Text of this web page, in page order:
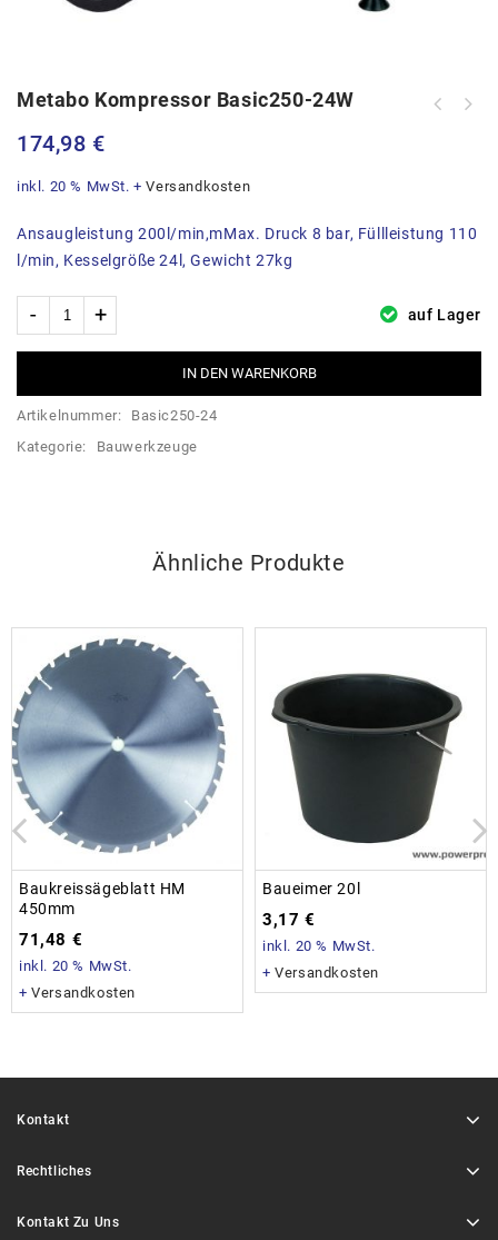
Metabo Kompressor Basic250-24W
174,98 €
inkl. 20 % MwSt. +Versandkosten
Ansaugleistung 200l/min,mMax. Druck 8 bar, Füllleistung 110
l/min, Kesselgröße 24l, Gewicht 27kg
auf Lager
IN DEN WARENKORB
Artikelnummer:
Basic250-24
Kategorie:
Bauwerkzeuge
Ähnliche Produkte
Baukreissägeblatt HM
450mm
71,48 €
inkl. 20 % MwSt.
+Versandkosten
Baueimer 20l
3,17 €
inkl. 20 % MwSt.
+Versandkosten
Kontakt
Rechtliches
Kontakt Zu Uns